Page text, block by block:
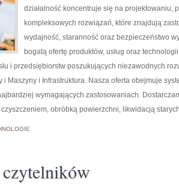
działalność koncentruje się na projektowaniu,
kompleksowych rozwiązań, które znajdują
wydajność, staranność oraz bezpieczeństwo
bogatą ofertę produktów, usług oraz
i przedsiębiorstw poszukujących niezawodnych
i Maszyny i Infrastruktura. Nasza oferta obejmuje
wymagających zastosowaniach.
obróbką powierzchni, likwidacją